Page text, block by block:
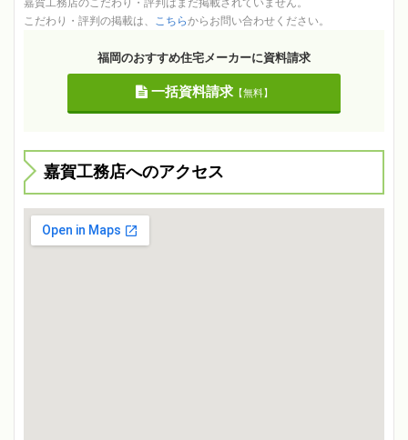
こだわり・評判の掲載は、
こちらからお問い合わせください。
福岡のおすすめ住宅メーカーに資料請求
一括資料請求【無料】
嘉賀工務店へのアクセス